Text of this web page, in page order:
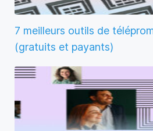
7 meilleurs outils de
(gratuits et payants)